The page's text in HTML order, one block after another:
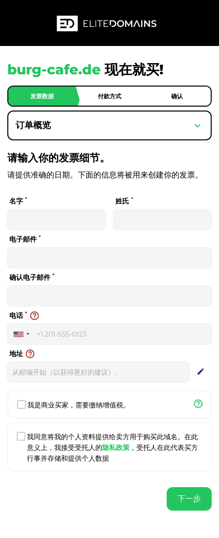
burg-cafe.de 现在就买!
发票数据 付款方式 确认
订单概览 expand_more
请输入你的发票细节。
请提供准确的日期。下面的信息将被用来创建你的发票。
名字 * 姓氏 *
电子邮件 *
确认电子邮件 *
United
States
+1
电话 * help_outline
地址 help_outline
edit
我是商业买家，需要缴纳增值税。 help_outline
我同意将我的个人资料提供给卖方用于购买此域名。在此
意义上，我接受受托人的隐私政策 ，受托人在此代表买方
行事并存储和提供个人数据
下一步